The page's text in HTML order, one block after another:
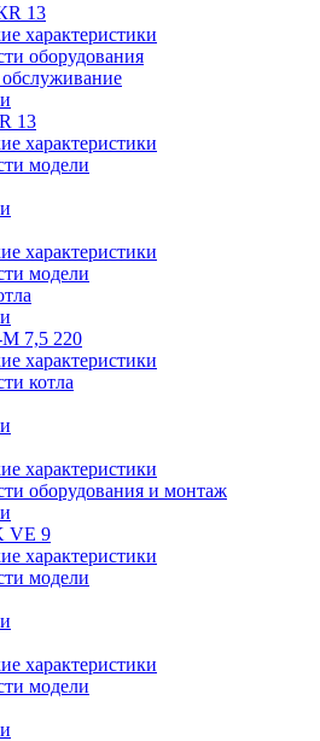
13
характеристики
оборудования
13
характеристики
модели
характеристики
модели
7,5 220
характеристики
котла
характеристики
оборудования и монтаж
VE 9
характеристики
модели
характеристики
модели